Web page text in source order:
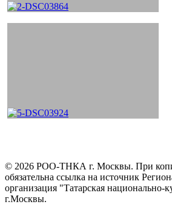
© 2026 РОО-ТНКА г. Москвы. При
обязательна ссылка на источник
организация "Татарская национально-
г.Москвы.